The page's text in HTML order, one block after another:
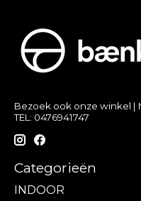
Bezoek ook onze winkel |
TEL: 0476941747
Categorieën
INDOOR